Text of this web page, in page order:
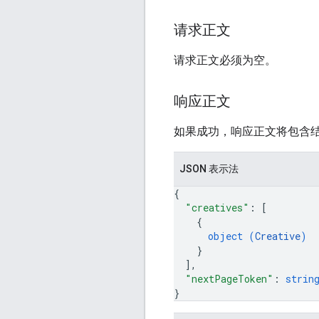
请求正文
请求正文必须为空。
响应正文
如果成功，响应正文将包含
JSON 表示法
{
"creatives" :
[
{
object (Creative)
}
] ,
"nextPageToken" : string
}